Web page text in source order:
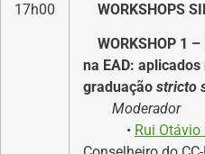
17h00 WORKSHOPS
WORKSHOP 1
na EAD:
graduação stricto
Moderador
• Rui